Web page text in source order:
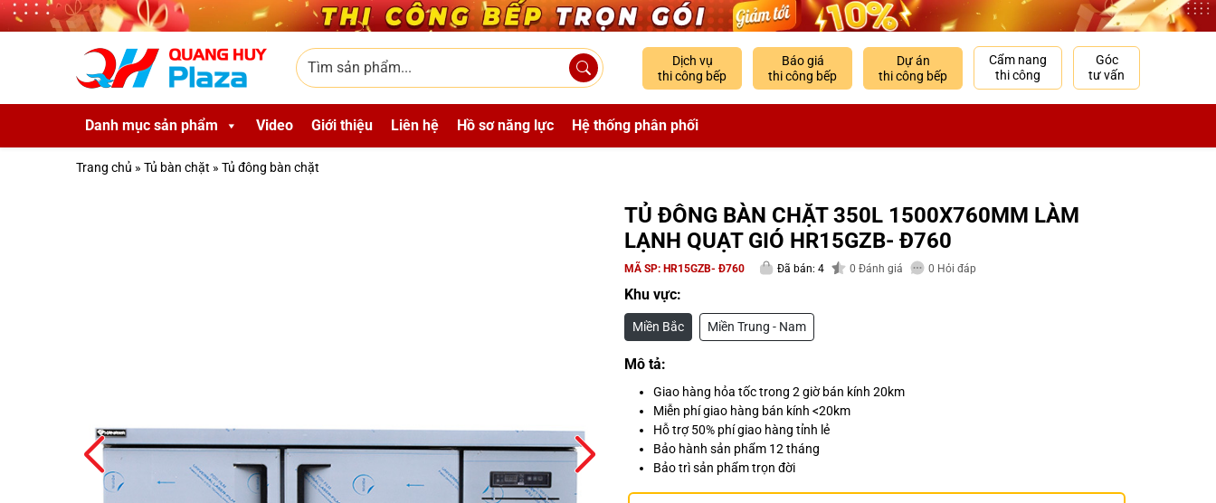
Skip to main content
Tìm sản phẩm
Dịch vụ
thi công bếp
Báo giá
thi công bếp
Dự án
thi công bếp
Cẩm nang
thi công
Góc
tư vấn
Danh mục sản phẩm Video Giới thiệu Liên hệ Hồ sơ năng lực Hệ thống phân phối
Trang chủ » Tủ bàn chặt » Tủ đông bàn chặt
TỦ ĐÔNG BÀN CHẶT 350L 1500X760MM LÀM
LẠNH QUẠT GIÓ HR15GZB- Đ760
MÃ SP: HR15GZB- Đ760 Đã bán: 4 0 Đánh giá 0 Hỏi đáp
Khu vực:
Miền Bắc Miền Trung - Nam
Mô tả:
Giao hàng hỏa tốc trong 2 giờ bán kính 20km
Miễn phí giao hàng bán kính <20km
Hỗ trợ 50% phí giao hàng tỉnh lẻ
Bảo hành sản phẩm 12 tháng
Bảo trì sản phẩm trọn đời